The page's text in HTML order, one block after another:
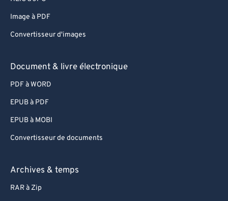
Image à PDF
Convertisseur d'images
Document & livre électronique
PDF à WORD
EPUB à PDF
EPUB à MOBI
Convertisseur de documents
Archives & temps
RAR à Zip